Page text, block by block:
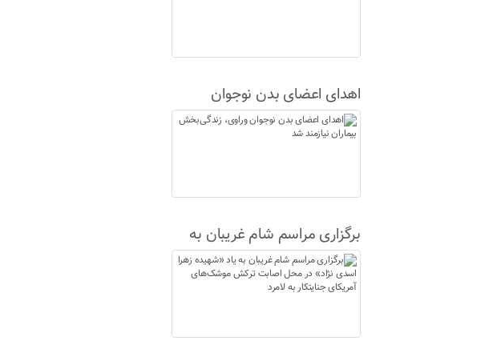
اهدای اعضای بدن نوجوان
وراوی، زندگی‌بخش بیماران
نیازمند شد
برگزاری مراسم شام غریبان به
یاد «شهیده زهرا اسدی نژاد» در
محل اصابت ترکش موشک‌های